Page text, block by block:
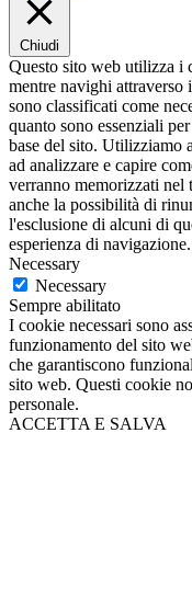
Chiudi
Questo sito web utilizza i
mentre navighi
sono classificati come
quanto sono essenziali
base del sito. Utilizziamo
ad analizzare e capire
verranno memorizzati nel
anche la possibilità di
l'esclusione di alcuni di
esperienza di navigazione.
Necessary
Necessary
Sempre abilitato
I cookie necessari sono
funzionamento del sito
che garantiscono
sito web. Questi cookie
personale.
ACCETTA E SALVA